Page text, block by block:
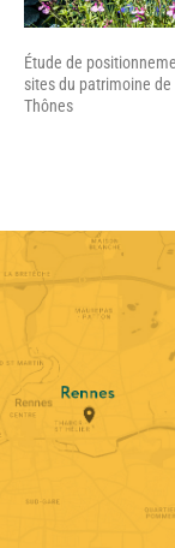
Étude de
sites du patrimoine
Thônes